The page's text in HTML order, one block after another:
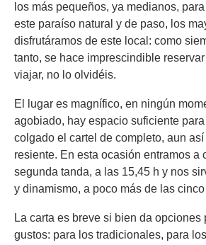
los más pequeños, ya medianos,
este paraíso natural y de paso, los
disfrutáramos de este local: como
tanto, se hace imprescindible
viajar, no lo olvidéis.
El lugar es magnífico, en ningún
agobiado, hay espacio suficiente
colgado el cartel de completo, aun
resiente. En esta ocasión entramos a
segunda tanda, a las 15,45 h y nos
y dinamismo, a poco más de las
La carta es breve si bien da opciones
gustos: para los tradicionales, para